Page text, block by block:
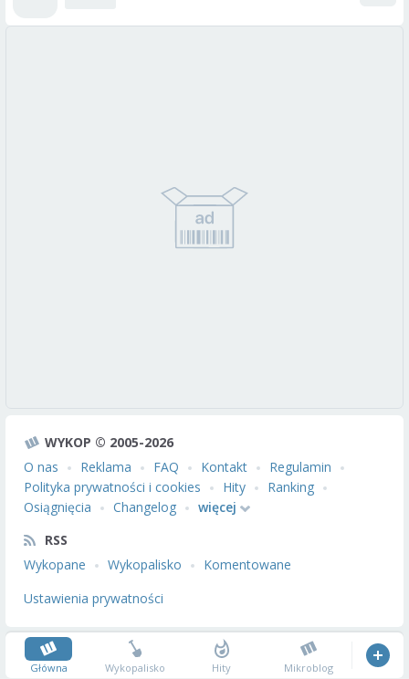
WYKOP © 2005-2026
O nas
Reklama FAQ Kontakt
Regulamin
Polityka prywatności i cookies
Hity
Ranking
Osiągnięcia
Changelog
więcej
RSS
Wykopane
Wykopalisko
Komentowane
Ustawienia prywatności
Główna Wykopalisko Hity Mikroblog